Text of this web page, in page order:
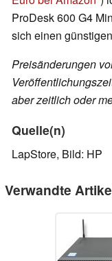
ProDesk 600 G4
sich einen
Preisänderungen
aber zeitlich oder
Quelle(n)
LapStore, Bild: HP
Verwandte